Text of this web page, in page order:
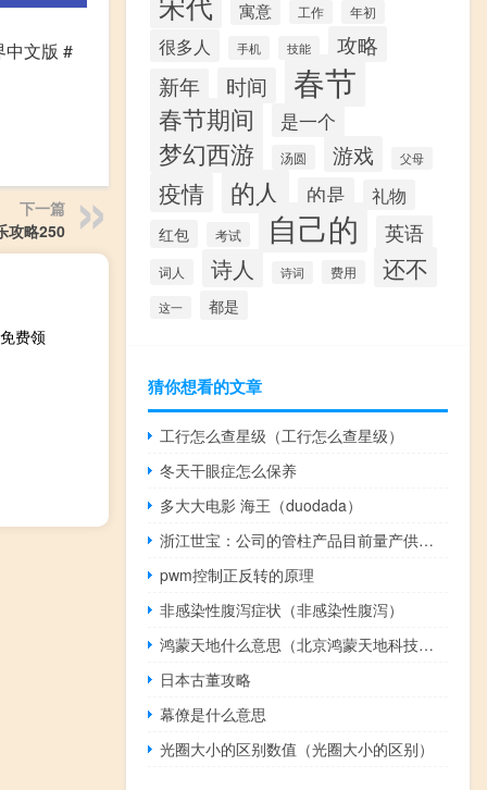
中文版 #
下一篇
攻略250
费领
寓意 工作 年初
很多人 手机 技能 攻略
新年 时间 春节
春节期间 是一个
梦幻西游 汤圆 游戏 父母
疫情 的人 的是 礼物
红包 考试 自己的 英语
词人 诗人 诗词 费用 还不
这一 都是
猜你想看的文章
工行怎么查星级（工行怎么查星级）
冬天干眼症怎么保养
多大大电影 海王（duodada）
浙江世宝：公司的管柱产品目前量产供货的主要客户是蔚来汽车
pwm控制正反转的原理
非感染性腹泻症状（非感染性腹泻）
鸿蒙天地什么意思（北京鸿蒙天地科技有限公司简介）
日本古董攻略
幕僚是什么意思
光圈大小的区别数值（光圈大小的区别）